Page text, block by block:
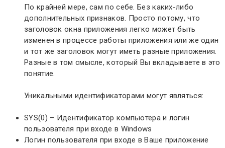
По крайней мере, сам по себе. Без каких-либо
дополнительных признаков. Просто потому, что
заголовок окна приложения легко может быть
изменен в процессе работы приложения или же один
и тот же заголовок могут иметь разные приложения.
Разные в том смысле, который Вы вкладываете в это
понятие.
Уникальными идентификаторами могут являться:
SYS(0) – Идентификатор компьютера и логин
пользователя при входе в Windows
Логин пользователя при входе в Ваше приложение